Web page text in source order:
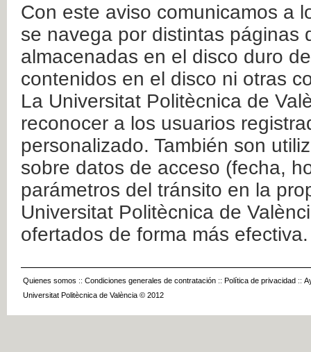
Con este aviso comunicamos a
se navega por distintas páginas
almacenadas en el disco duro
contenidos en el disco ni otras
La Universitat Politècnica de
reconocer a los usuarios
personalizado. También son
sobre datos de acceso (fecha,
parámetros del tránsito en la
Universitat Politècnica de
ofertados de forma más efectiva.
Quienes somos :: Condiciones generales de contratación :: Política de privacidad ::
Universitat Politècnica de València © 2012